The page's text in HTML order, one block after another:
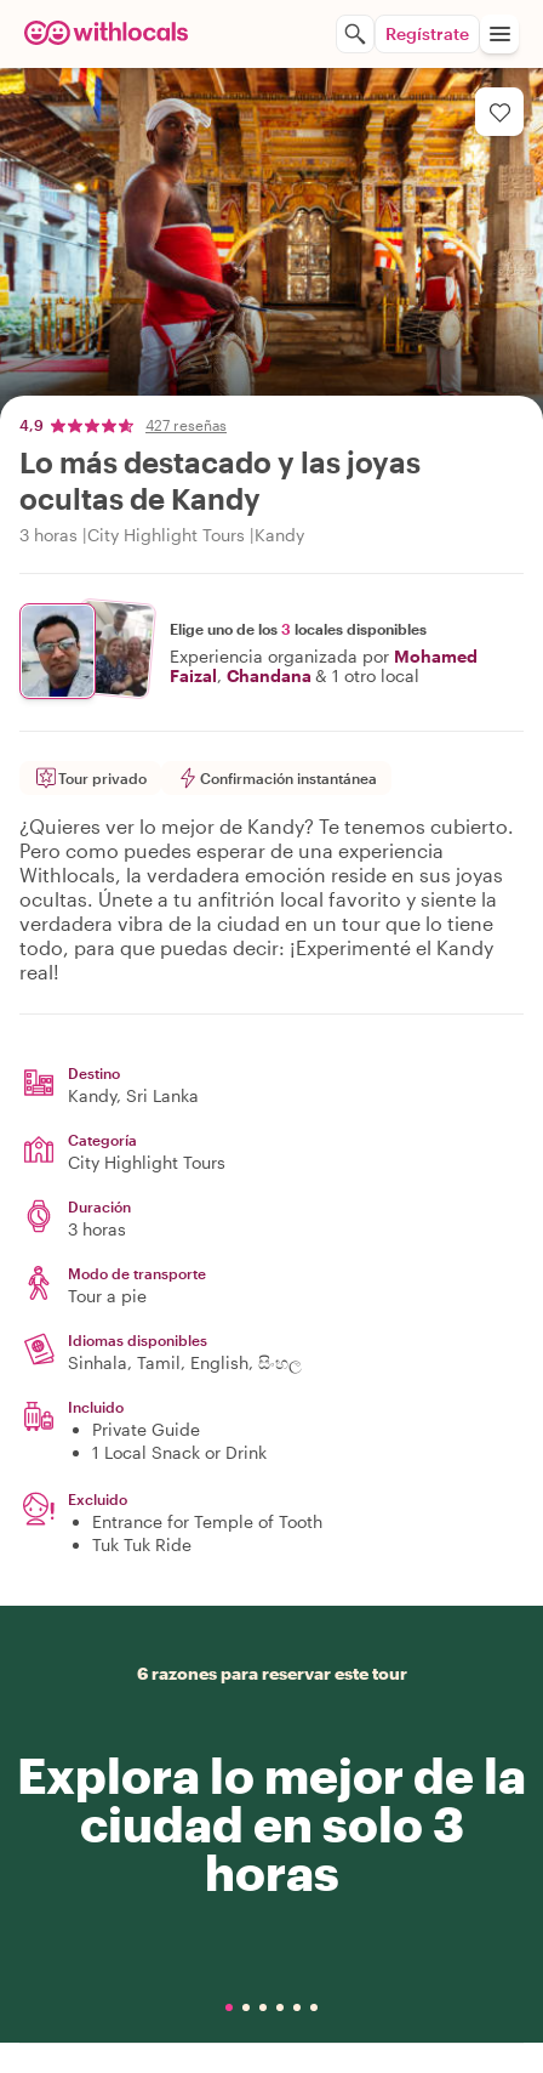
Regístrate
4,9 427 reseñas
Lo más destacado y las joyas
ocultas de Kandy
3 horas City Highlight Tours Kandy
Elige uno de los 3 locales disponibles
Experiencia organizada por Mohamed
Faizal, Chandana & 1 otro local
Tour privado Confirmación instantánea
¿Quieres ver lo mejor de Kandy? Te tenemos cubierto.
Pero como puedes esperar de una experiencia
Withlocals, la verdadera emoción reside en sus joyas
ocultas. Únete a tu anfitrión local favorito y siente la
verdadera vibra de la ciudad en un tour que lo tiene
todo, para que puedas decir: ¡Experimenté el Kandy
real!
Destino
Kandy, Sri Lanka
Categoría
City Highlight Tours
Duración
3 horas
Modo de transporte
Tour a pie
Idiomas disponibles
Sinhala, Tamil, English, සිංහල
Incluido
Private Guide
1 Local Snack or Drink
Excluido
Entrance for Temple of Tooth
Tuk Tuk Ride
6 razones para reservar este tour
Explora lo mejor de la
ciudad en solo 3
horas